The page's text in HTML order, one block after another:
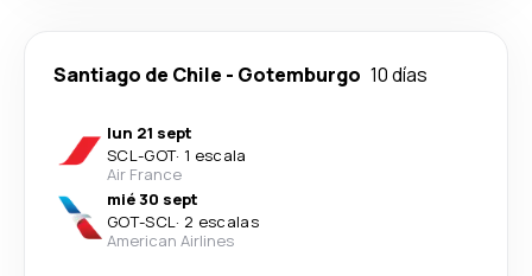
Santiago de Chile - Gotemburgo 10 días
lun 21 sept
SCL-GOT· 1 escala
Air France
mié 30 sept
GOT-SCL· 2 escalas
American Airlines